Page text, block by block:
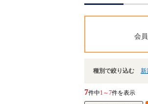
会
種別で絞り込む 新
7件中1～7件を表示